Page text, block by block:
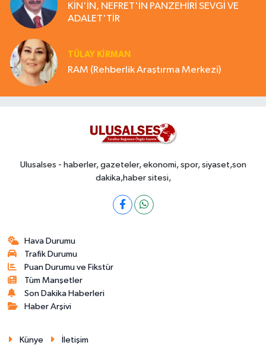
KİN'İN, NEFRET'İN PANZEHİRİ SEVGİ VE
ADALET'TİR
TÜLAY KİRMAN
RAM (Rehberlik Araştırma Merkezi)
Ulusalses - haberler, gazeteler, ekonomi, spor, siyaset,son
dakika,haber sitesi,
Hava Durumu
Trafik Durumu
Puan Durumu ve Fikstür
Tüm Manşetler
Son Dakika Haberleri
Haber Arşivi
Künye İletişim